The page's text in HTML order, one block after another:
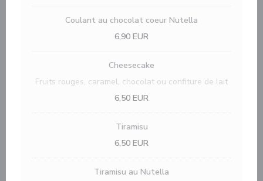
Coulant au chocolat coeur Nutella
6,90 EUR
Cheesecake
Fruits rouges, caramel, chocolat ou confiture de lait
6,50 EUR
Tiramisu
6,50 EUR
Tiramisu au Nutella